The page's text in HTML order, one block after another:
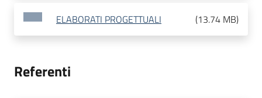
ELABORATI PROGETTUALI (13.74 MB)
Referenti